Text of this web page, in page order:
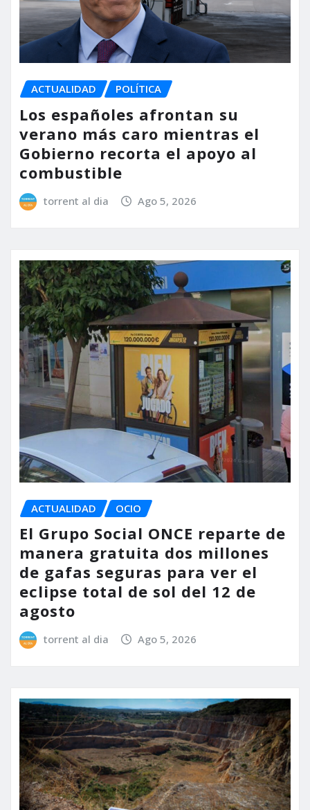
ACTUALIDAD POLÍTICA
Los españoles afrontan su
verano más caro mientras el
Gobierno recorta el apoyo al
combustible
torrent al dia Ago 5, 2026
ACTUALIDAD OCIO
El Grupo Social ONCE reparte de
manera gratuita dos millones
de gafas seguras para ver el
eclipse total de sol del 12 de
agosto
torrent al dia Ago 5, 2026